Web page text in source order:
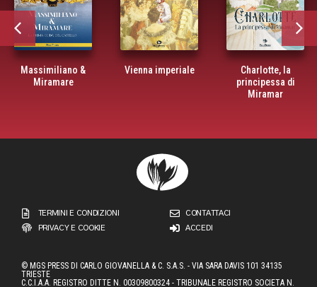
Vienna imperiale
Charlotte, la
Lacroma,
maledetta
Asburgo
TERMINI E CONDIZIONI
PRIVACY E COOKIE
CONTATTACI
ACCEDI
© MGS PRESS DI CARLO GIOVANELLA & C. S.A.S. - VIA SARA DAVIS 101 34135
TRIESTE
C.C.I.A.A. REGISTRO DITTE N. 00309800324 - TRIBUNALE REGISTRO SOCIETA N.